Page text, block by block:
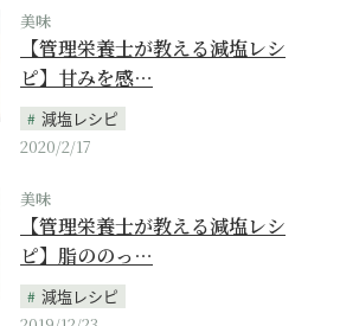
美味
【管理栄養士が教える減塩レシ
ピ】甘みを感…
減塩レシピ
2020/2/17
美味
【管理栄養士が教える減塩レシ
ピ】脂ののっ…
減塩レシピ